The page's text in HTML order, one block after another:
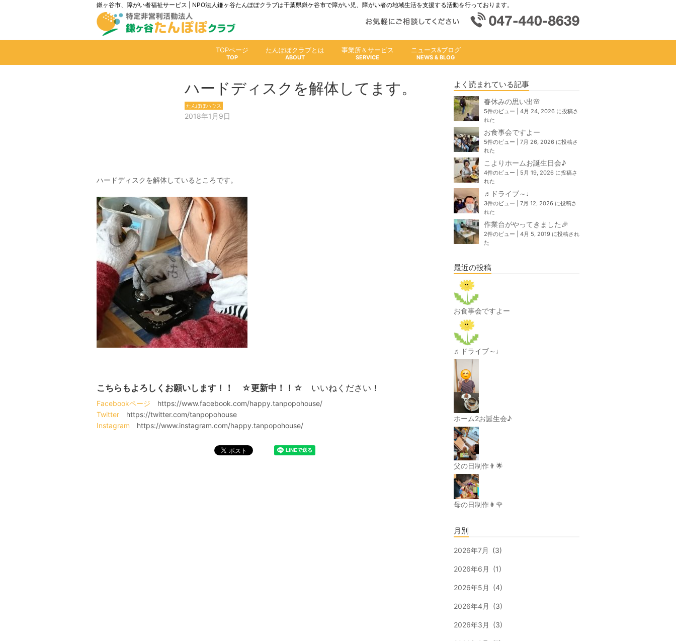
鎌ヶ谷市、障がい者福祉サービス | NPO法人鎌ヶ谷たんぽぽクラブは千葉県鎌ケ谷市で障がい児、障がい者の地域生活を支援する活動を行っております。
TOPページ たんぽぽクラブとは 事業所＆サービス ニュース&ブログ
ハードディスクを解体してます。
たんぽぽハウス
2018年1月9日
ハードディスクを解体しているところです。
こちらもよろしくお願いします！！ ☆更新中！！ ☆ いいねください！
Facebookページ https://www.facebook.com/happy.tanpopohouse/
Twitter https://twitter.com/tanpopohouse
Instagram https://www.instagram.com/happy.tanpopohouse/
よく読まれている記事
春休みの思い出🌸
5件のビュー
4月 24, 2026 に投稿さ
れた
お食事会ですよー
5件のビュー
7月 26, 2026 に投稿さ
れた
こよりホームお誕生日会♪
4件のビュー
5月 19, 2026 に投稿さ
れた
♬ドライブ～♩
3件のビュー
7月 12, 2026 に投稿さ
れた
作業台がやってきました🎉
2件のビュー
4月 5, 2019 に投稿され
た
最近の投稿
お食事会ですよー
♬ドライブ～♩
ホーム2お誕生会♪
父の日制作👨🌟
母の日制作👩🌹
月別
2026年7月 (3)
2026年6月 (1)
2026年5月 (4)
2026年4月 (3)
2026年3月 (3)